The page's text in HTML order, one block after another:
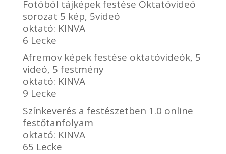
Fotóból tájképek festése Oktatóvideó
sorozat 5 kép, 5videó
oktató: KINVA
6 Lecke
Afremov képek festése oktatóvideók, 5
videó, 5 festmény
oktató: KINVA
9 Lecke
Színkeverés a festészetben 1.0 online
festőtanfolyam
oktató: KINVA
65 Lecke